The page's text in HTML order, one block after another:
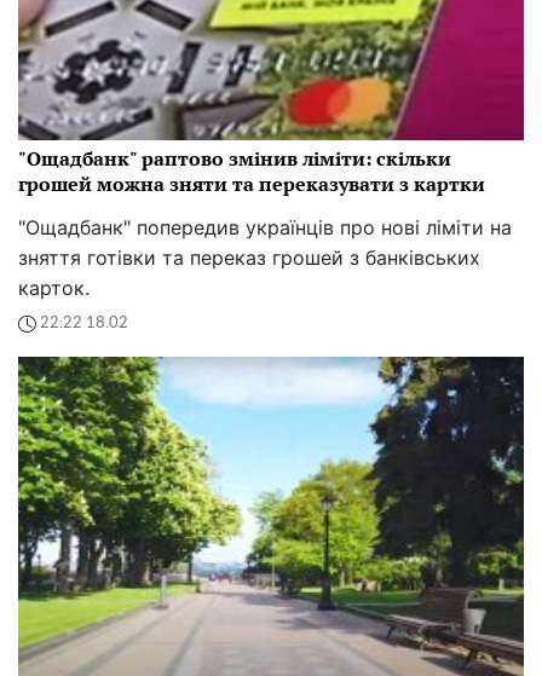
"Ощадбанк" раптово змінив ліміти: скільки
грошей можна зняти та переказувати з картки
"Ощадбанк" попередив українців про нові ліміти на
зняття готівки та переказ грошей з банківських
карток.
22:22 18.02